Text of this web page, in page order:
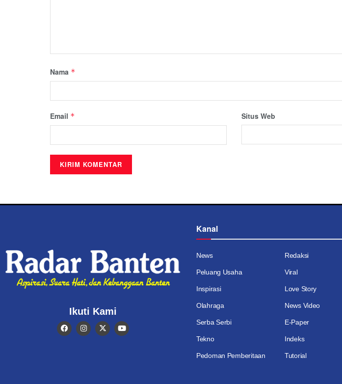
Nama *
Email * Situs Web
Ikuti Kami
Kanal
News Redaksi
Peluang Usaha Viral
Inspirasi Love Story
Olahraga News Video
Serba Serbi E-Paper
Tekno
Pedoman Pemberitaan
Indeks
Tutorial